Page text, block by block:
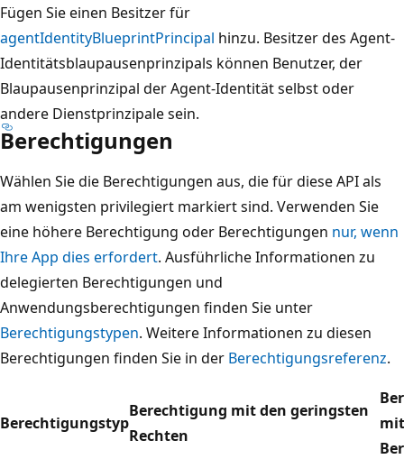
Fügen Sie einen Besitzer für
agentIdentityBlueprintPrincipal hinzu. Besitzer des Agent-
Identitätsblaupausenprinzipals können Benutzer, der
Blaupausenprinzipal der Agent-Identität selbst oder
andere Dienstprinzipale sein.
Berechtigungen
Wählen Sie die Berechtigungen aus, die für diese API als
am wenigsten privilegiert markiert sind. Verwenden Sie
eine höhere Berechtigung oder Berechtigungen nur, wenn
Ihre App dies erfordert. Ausführliche Informationen zu
delegierten Berechtigungen und
Anwendungsberechtigungen finden Sie unter
Berechtigungstypen. Weitere Informationen zu diesen
Berechtigungen finden Sie in der Berechtigungsreferenz.
Berechtigungstyp
Berechtigung mit den geringsten
Rechten